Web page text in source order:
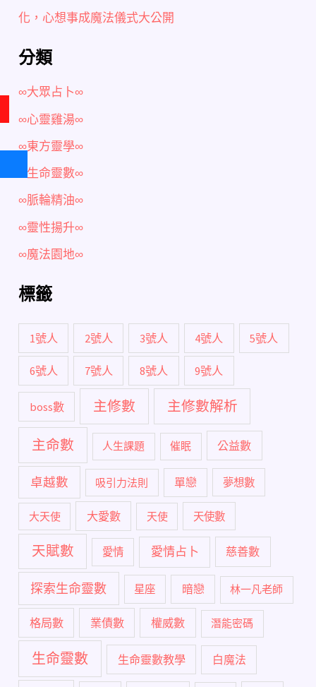
化，心想事成魔法儀式大公開
分類
∞大眾占卜∞
∞心靈雞湯∞
∞東方靈學∞
∞生命靈數∞
∞脈輪精油∞
∞靈性揚升∞
∞魔法園地∞
標籤
1號人 2號人 3號人 4號人 5號人
6號人 7號人 8號人 9號人
boss數 主修數 主修數解析
主命數 人生課題 催眠 公益數
卓越數 吸引力法則 單戀 夢想數
大天使 大愛數 天使 天使數
天賦數 愛情 愛情占卜 慈善數
探索生命靈數 星座 暗戀 林一凡老師
格局數 業債數 權威數 潛能密碼
生命靈數 生命靈數教學 白魔法